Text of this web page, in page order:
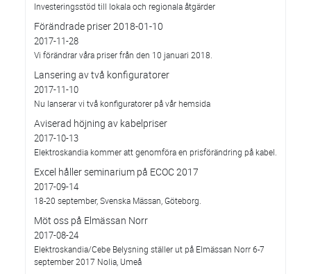
Investeringsstöd till lokala och regionala åtgärder
Förändrade priser 2018-01-10
2017-11-28
Vi förändrar våra priser från den 10 januari 2018.
Lansering av två konfiguratorer
2017-11-10
Nu lanserar vi två konfiguratorer på vår hemsida
Aviserad höjning av kabelpriser
2017-10-13
Elektroskandia kommer att genomföra en prisförändring på kabel.
Excel håller seminarium på ECOC 2017
2017-09-14
18-20 september, Svenska Mässan, Göteborg.
Möt oss på Elmässan Norr
2017-08-24
Elektroskandia/Cebe Belysning ställer ut på Elmässan Norr 6-7
september 2017 Nolia, Umeå